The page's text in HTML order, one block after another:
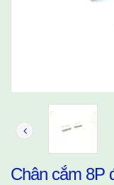
Chân cắm 8P